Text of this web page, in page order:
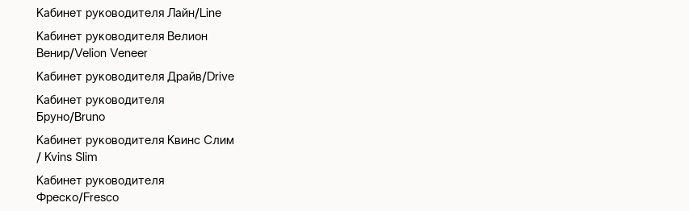
Кабинет руководителя Лайн/Line
Кабинет руководителя Велион
Венир/Velion Veneer
Кабинет руководителя Драйв/Drive
Кабинет руководителя
Бруно/Bruno
Кабинет руководителя Квинс Слим
/ Kvins Slim
Кабинет руководителя
Фреско/Fresco